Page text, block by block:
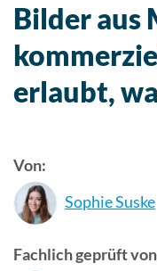
Bilder aus
erlaubt,
Von:
Sophie Suske
Fachlich geprüft